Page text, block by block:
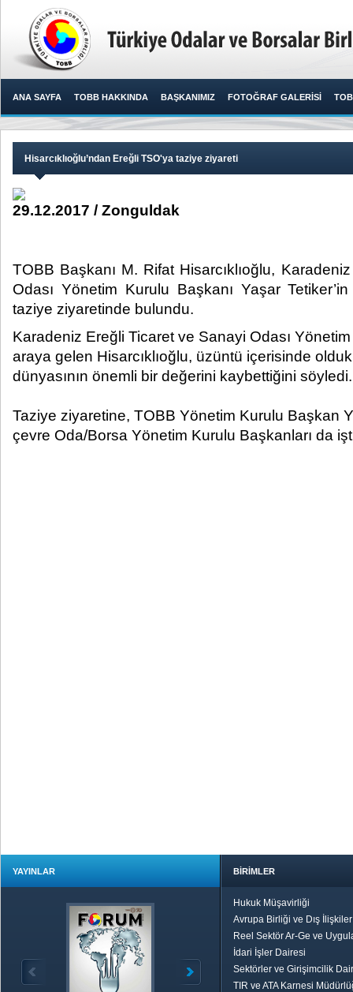
ANA SAYFA TOBB HAKKINDA BAŞKANIMIZ FOTOĞRAF GALERİSİ
Hisarcıklıoğlu’ndan Ereğli TSO'ya taziye ziyareti
29.12.2017 / Zonguldak
TOBB Başkanı M. Rifat Hisarcıklıoğlu,
Odası Yönetim Kurulu Başkanı Yaşar
taziye ziyaretinde bulundu.​
Karadeniz Ereğli Ticaret ve Sanayi Odası
araya gelen Hisarcıklıoğlu, üzüntü içerisinde
dünyasının önemli bir değerini kaybettiğini söyledi.
Taziye ziyaretine, TOBB Yönetim Kurulu Başkan
çevre Oda/Borsa Yönetim Kurulu Başkanları da
YAYINLAR BİRİMLER
Hukuk Müşavirliği
Avrupa Birliği ve Dış
Reel Sektör Ar-Ge ve
İdari İşler Dairesi
Sektörler ve Girişimcilik
TIR ve ATA Karnesi